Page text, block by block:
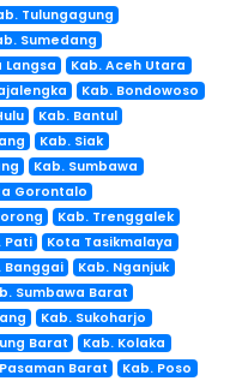
Tulungagung
Sumedang
Langsa
Kab. Aceh Utara
Kab. Bondowoso
Kab. Bantul
Kab. Siak
Kab. Sumbawa
Gorontalo
Kab. Trenggalek
Pati
Kota Tasikmalaya
Banggai
Kab. Nganjuk
Sumbawa Barat
Kab. Sukoharjo
Barat
Kab. Kolaka
Barat
Kab. Poso